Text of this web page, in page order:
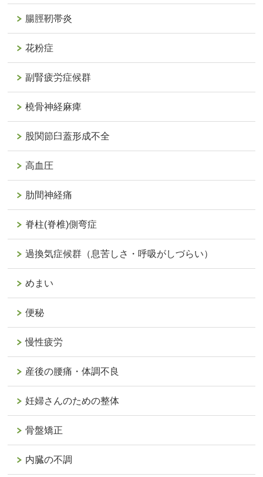
腸脛靭帯炎
花粉症
副腎疲労症候群
橈骨神経麻痺
股関節臼蓋形成不全
高血圧
肋間神経痛
脊柱(脊椎)側弯症
過換気症候群（息苦しさ・呼吸がしづらい）
めまい
便秘
慢性疲労
産後の腰痛・体調不良
妊婦さんのための整体
骨盤矯正
内臓の不調